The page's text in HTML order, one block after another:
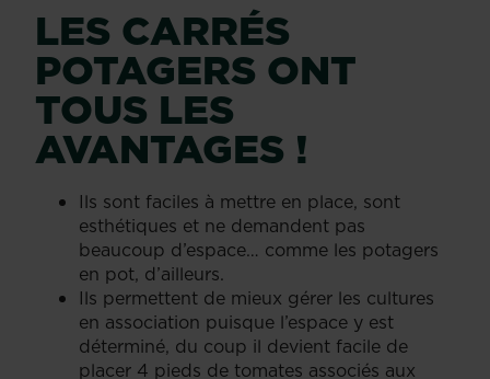
LES CARRÉS
POTAGERS ONT
TOUS LES
AVANTAGES !
Ils sont faciles à mettre en place, sont
esthétiques et ne demandent pas
beaucoup d’espace… comme les potagers
en pot, d’ailleurs.
Ils permettent de mieux gérer les cultures
en association puisque l’espace y est
déterminé, du coup il devient facile de
placer 4 pieds de tomates associés aux